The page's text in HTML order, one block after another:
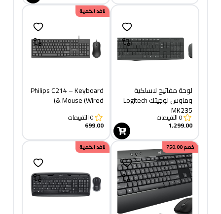
لوحة مفاتيح لاسلكية
وماوس لوجيتك Logitech
MK235
0التقييمات
1,299.00
نافد الكمية
Philips C214 – Keyboard
& Mouse (Wired)
0التقييمات
699.00
خصم750.00 نافد الكمية